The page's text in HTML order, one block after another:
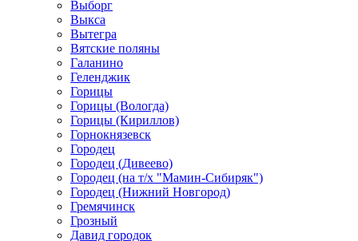
Выборг
Выкса
Вытегра
Вятские поляны
Галанино
Геленджик
Горицы
Горицы (Вологда)
Горицы (Кириллов)
Горнокнязевск
Городец
Городец (Дивеево)
Городец (на т/х "Мамин-Сибиряк")
Городец (Нижний Новгород)
Гремячинск
Грозный
Давид городок